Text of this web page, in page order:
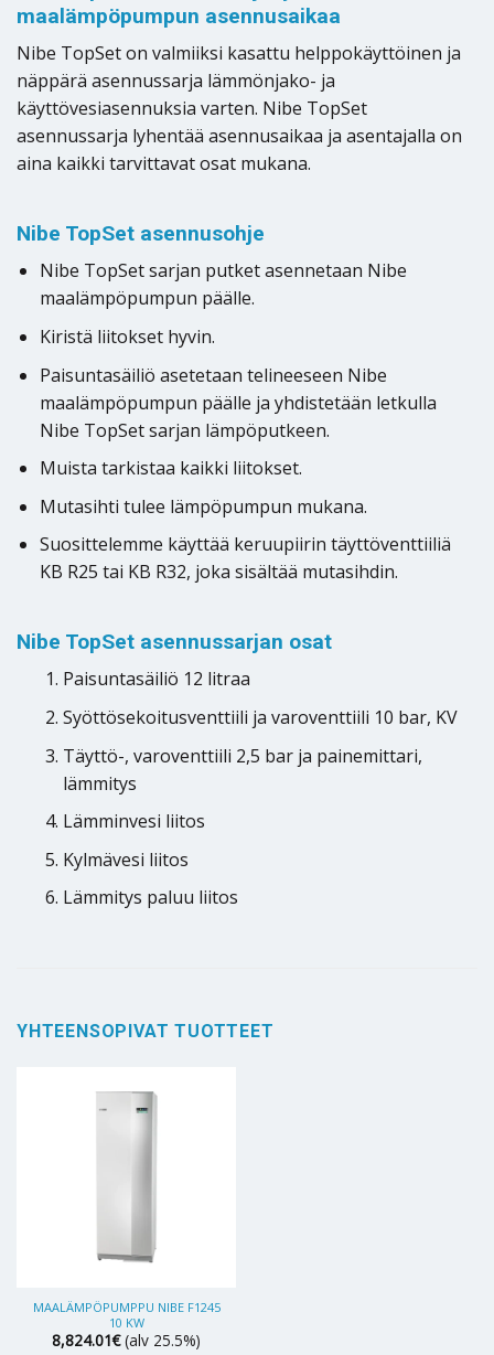
maalämpöpumpun asennusaikaa
Nibe TopSet on valmiiksi kasattu helppokäyttöinen ja
näppärä asennussarja lämmönjako- ja
käyttövesiasennuksia varten. Nibe TopSet
asennussarja lyhentää asennusaikaa ja asentajalla on
aina kaikki tarvittavat osat mukana.
Nibe TopSet asennusohje
Nibe TopSet sarjan putket asennetaan Nibe
maalämpöpumpun päälle.
Kiristä liitokset hyvin.
Paisuntasäiliö asetetaan telineeseen Nibe
maalämpöpumpun päälle ja yhdistetään letkulla
Nibe TopSet sarjan lämpöputkeen.
Muista tarkistaa kaikki liitokset.
Mutasihti tulee lämpöpumpun mukana.
Suosittelemme käyttää keruupiirin täyttöventtiiliä
KB R25 tai KB R32, joka sisältää mutasihdin.
Nibe TopSet asennussarjan osat
Paisuntasäiliö 12 litraa
Syöttösekoitusventtiili ja varoventtiili 10 bar, KV
Täyttö-, varoventtiili 2,5 bar ja painemittari,
lämmitys
Lämminvesi liitos
Kylmävesi liitos
Lämmitys paluu liitos
YHTEENSOPIVAT TUOTTEET
MAALÄMPÖPUMPPU NIBE F1245
10 KW
8,824.01€ (alv 25.5%)